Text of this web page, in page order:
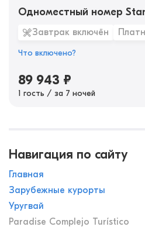
Одноместный номер
Завтрак включён
Что включено?
89 943 ₽
1 гость / за 7 ночей
Навигация по сайту
Главная
Зарубежные курорты
Уругвай
Paradise Complejo Turístico